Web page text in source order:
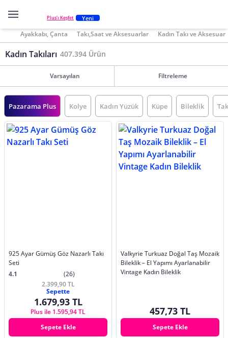
Plus'ı Keşfet Yeni
Ayakkabı, Çanta Takı,Saat ve Aksesuarlar Kadın Takı ve Aksesuar
Kadın Takıları 407.394 Ürün
Varsayılan Filtreleme
Pazarama Plus Kolye Kadın Yüzük Küpe Bileklik
925 Ayar Gümüş Göz Nazarlı Takı
Seti
4.1
(26)
2.399,90 TL
Sepette
1.679,93 TL
Plus ile 1.595,94 TL
Sepete Ekle
Valkyrie Turkuaz Doğal Taş Mozaik
Bileklik – El Yapımı Ayarlanabilir
Vintage Kadın Bileklik
457,73 TL
Sepete Ekle